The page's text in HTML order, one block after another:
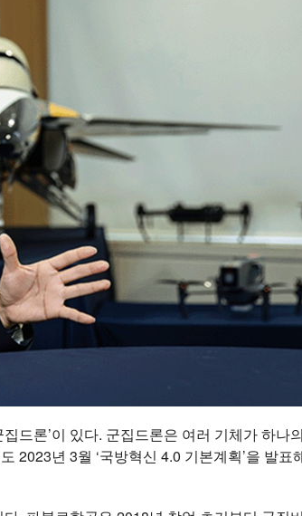
드론’이 있다. 군집드론은 여러 기체가 하
년 3월 ‘국방혁신 4.0 기본계획’을 발